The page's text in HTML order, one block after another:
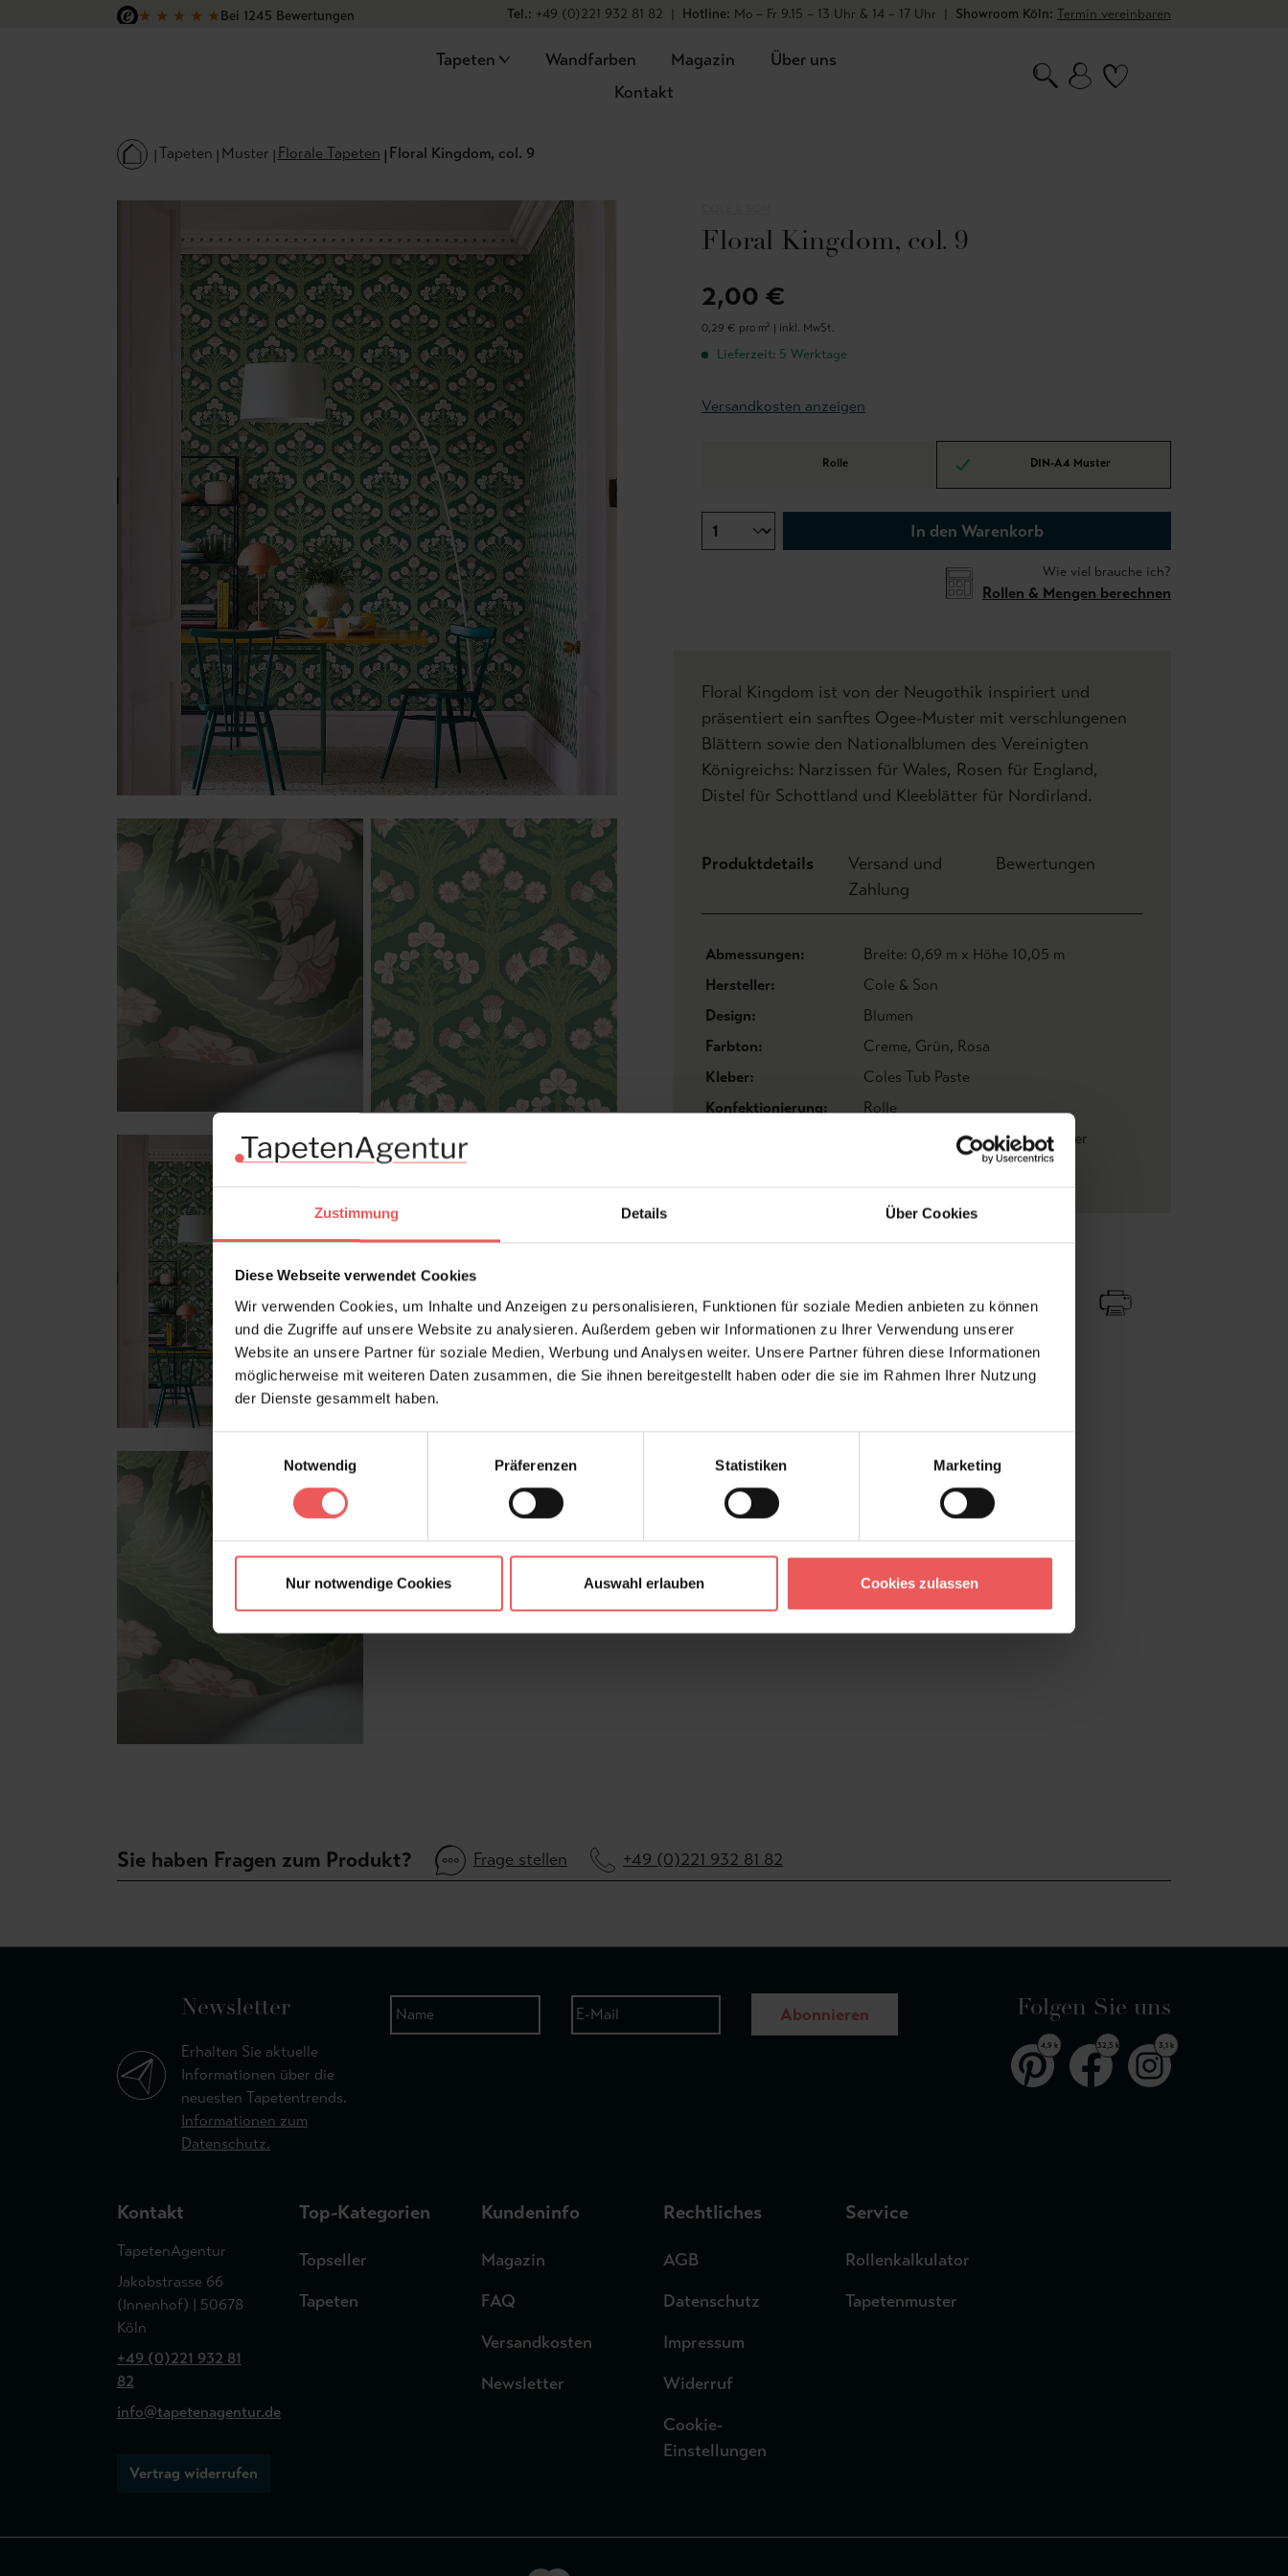
Zustimmung Details Über Cookies
Diese Webseite verwendet Cookies
Wir verwenden Cookies, um Inhalte und Anzeigen zu personalisieren, Funktionen für soziale Medien anbieten zu können
und die Zugriffe auf unsere Website zu analysieren. Außerdem geben wir Informationen zu Ihrer Verwendung unserer
Website an unsere Partner für soziale Medien, Werbung und Analysen weiter. Unsere Partner führen diese Informationen
möglicherweise mit weiteren Daten zusammen, die Sie ihnen bereitgestellt haben oder die sie im Rahmen Ihrer Nutzung
der Dienste gesammelt haben.
Notwendig
Präferenzen Statistiken Marketing
Nur notwendige Cookies Auswahl erlauben Cookies zulassen
Hauptinhalt springen
Zur Suche springen
Zur Hauptnavigation springen
★ ★ ★ ★ ★Bei 1245 Bewertungen
Tel.: +49 (0)221 932 81 82 | Hotline: Mo – Fr 9.15 – 13 Uhr & 14 – 17 Uhr | Showroom Köln: Termin vereinbaren
Tapeten Wandfarben Magazin
Über uns
Kontakt
Tapeten Muster Florale Tapeten Floral Kingdom, col. 9
Floral Kingdom, col. 9
2,00 €
0,29 € pro m² | inkl. MwSt.
Lieferzeit: 5 Werktage
Versandkosten anzeigen
Rolle DIN-A4 Muster
In den Warenkorb
Wie viel brauche ich?
Rollen & Mengen berechnen
Floral Kingdom ist von der Neugothik inspiriert und
präsentiert ein sanftes Ogee-Muster mit verschlungenen
Blättern sowie den Nationalblumen des Vereinigten
Königreichs: Narzissen für Wales, Rosen für England,
Distel für Schottland und Kleeblätter für Nordirland.
Produktdetails
Versand und
Zahlung
Bewertungen
Abmessungen:
Breite: 0,69 m x Höhe 10,05 m
Hersteller:
Cole & Son
Design:
Blumen
Farbton:
Creme, Grün, Rosa
Kleber:
Coles Tub Paste
Konfektionierung:
Rolle
Florale Muster, Klassische Muster
Sie haben Fragen zum Produkt? Frage stellen +49 (0)221 932 81 82
Newsletter
Erhalten Sie aktuelle
Informationen über die
neuesten Tapetentrends.
Informationen zum
Datenschutz.
Abonnieren Folgen Sie uns
4,9 k 32,5 k 3,1 k
Kontakt
TapetenAgentur
Jakobstrasse 66
(Innenhof) | 50678
Köln
+49 (0)221 932 81
82
info@tapetenagentur.de
Vertrag widerrufen
Top-Kategorien
Topseller
Tapeten
Kundeninfo
Magazin
FAQ
Versandkosten
Newsletter
Rechtliches
AGB
Datenschutz
Impressum
Widerruf
Cookie-
Einstellungen
Service
Rollenkalkulator
Tapetenmuster